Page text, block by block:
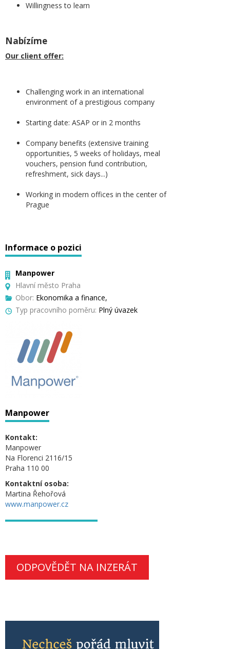
Willingness to learn
Nabízíme
Our client offer:
Challenging work in an international
environment of a prestigious company
Starting date: ASAP or in 2 months
Company benefits (extensive training
opportunities, 5 weeks of holidays, meal
vouchers, pension fund contribution,
refreshment, sick days...)
Working in modern offices in the center of
Prague
Informace o pozici
Manpower
Hlavní město Praha
Obor: Ekonomika a finance,
Typ pracovního poměru: Plný úvazek
Manpower
Kontakt:
Manpower
Na Florenci 2116/15
Praha 110 00
Kontaktní osoba:
Martina Řehořová
www.manpower.cz
ODPOVĚDĚT NA INZERÁT